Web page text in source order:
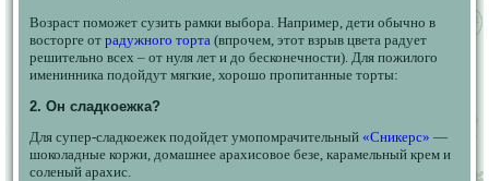
Возраст поможет сузить рамки выбора. Например, дети обычно в
восторге от радужного торта (впрочем, этот взрыв цвета радует
решительно всех – от нуля лет и до бесконечности). Для пожилого
именинника подойдут мягкие, хорошо пропитанные торты:
2. Он сладкоежка?
Для супер-сладкоежек подойдет умопомрачительный «Сникерс» —
шоколадные коржи, домашнее арахисовое безе, карамельный крем и
соленый арахис.